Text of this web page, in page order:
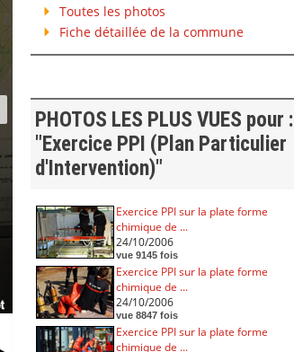
Toutes les photos
Fiche détaillée de la commune
PHOTOS LES PLUS VUES pour :
"Exercice PPI (Plan Particulier
d'Intervention)"
Exercice PPI sur la plate forme
chimique de ...
24/10/2006
vue 9145 fois
Exercice PPI sur la plate forme
chimique de ...
24/10/2006
vue 8847 fois
Exercice PPI sur la plate forme
chimique de ...